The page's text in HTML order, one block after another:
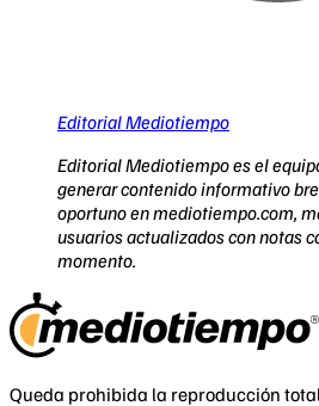
Editorial Mediotiempo
Editorial Mediotiempo es el
generar contenido informativo
oportuno en mediotiempo.com,
usuarios actualizados con notas
momento.
Queda prohibida la reproducción